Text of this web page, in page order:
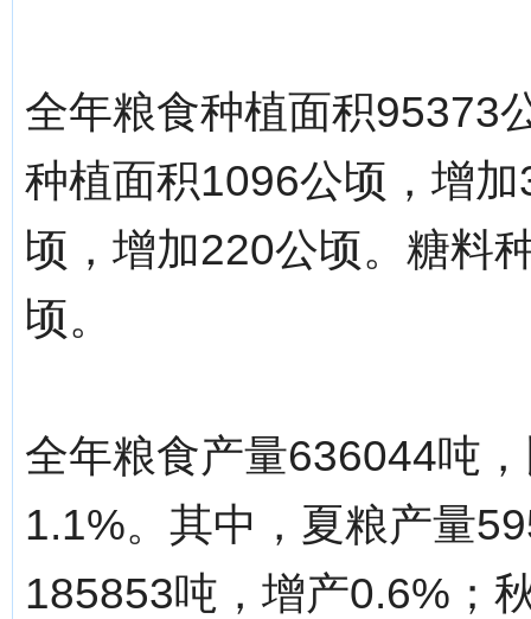
全年粮食种植面积95373
种植面积1096公顷，增
顷，增加220公顷。糖料
顷。
全年粮食产量636044吨
1.1%。其中，夏粮产量
185853吨，增产0.6%；